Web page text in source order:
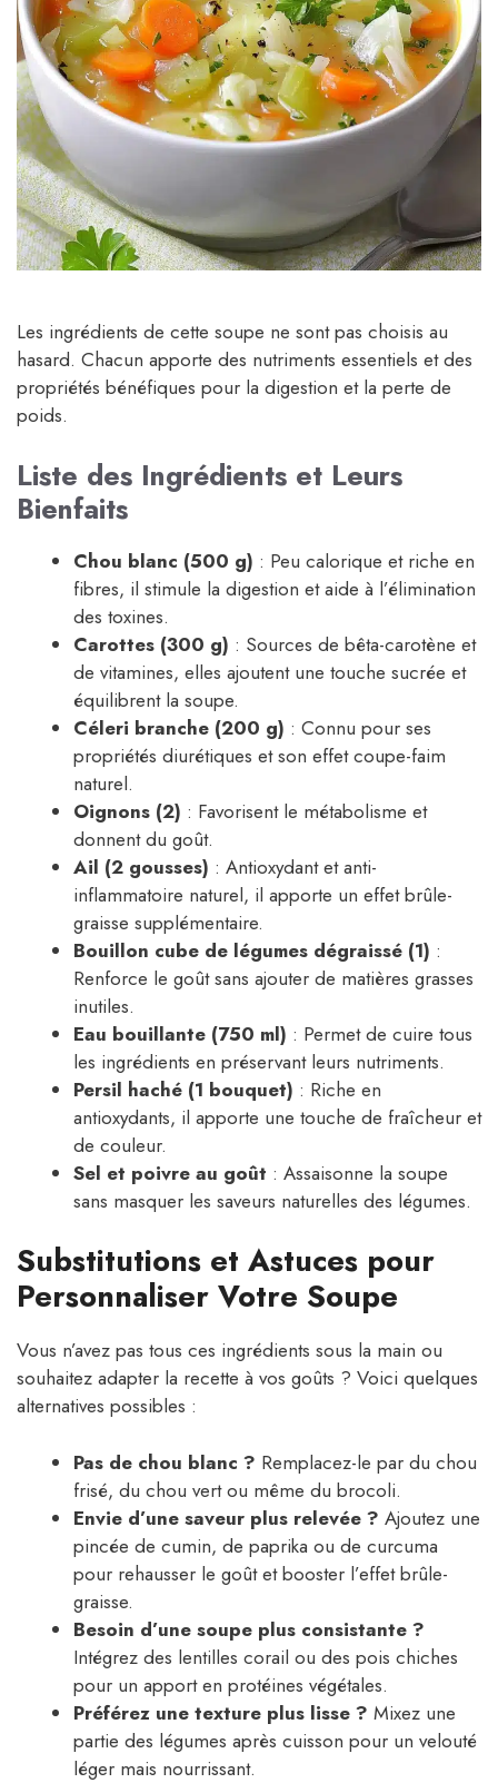
Les ingrédients de cette soupe ne sont pas choisis au
hasard. Chacun apporte des nutriments essentiels et des
propriétés bénéfiques pour la digestion et la perte de
poids.
Liste des Ingrédients et Leurs
Bienfaits
Chou blanc (500 g) : Peu calorique et riche en
fibres, il stimule la digestion et aide à l’élimination
des toxines.
Carottes (300 g) : Sources de bêta-carotène et
de vitamines, elles ajoutent une touche sucrée et
équilibrent la soupe.
Céleri branche (200 g) : Connu pour ses
propriétés diurétiques et son effet coupe-faim
naturel.
Oignons (2) : Favorisent le métabolisme et
donnent du goût.
Ail (2 gousses) : Antioxydant et anti-
inflammatoire naturel, il apporte un effet brûle-
graisse supplémentaire.
Bouillon cube de légumes dégraissé (1) :
Renforce le goût sans ajouter de matières grasses
inutiles.
Eau bouillante (750 ml) : Permet de cuire tous
les ingrédients en préservant leurs nutriments.
Persil haché (1 bouquet) : Riche en
antioxydants, il apporte une touche de fraîcheur et
de couleur.
Sel et poivre au goût : Assaisonne la soupe
sans masquer les saveurs naturelles des légumes.
Substitutions et Astuces pour
Personnaliser Votre Soupe
Vous n’avez pas tous ces ingrédients sous la main ou
souhaitez adapter la recette à vos goûts ? Voici quelques
alternatives possibles :
Pas de chou blanc ? Remplacez-le par du chou
frisé, du chou vert ou même du brocoli.
Envie d’une saveur plus relevée ? Ajoutez une
pincée de cumin, de paprika ou de curcuma
pour rehausser le goût et booster l’effet brûle-
graisse.
Besoin d’une soupe plus consistante ?
Intégrez des lentilles corail ou des pois chiches
pour un apport en protéines végétales.
Préférez une texture plus lisse ? Mixez une
partie des légumes après cuisson pour un velouté
léger mais nourrissant.